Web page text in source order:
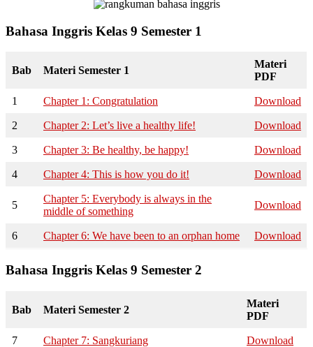
Bahasa Inggris Kelas 9 Semester 1
Bab Materi Semester 1
Materi
PDF
1 Chapter 1: Congratulation Download
2 Chapter 2: Let’s live a healthy life! Download
3 Chapter 3: Be healthy, be happy! Download
4 Chapter 4: This is how you do it! Download
5
Chapter 5: Everybody is always in the
middle of something
Download
6 Chapter 6: We have been to an orphan home Download
Bahasa Inggris Kelas 9 Semester 2
Bab Materi Semester 2
Materi
PDF
7 Chapter 7: Sangkuriang Download